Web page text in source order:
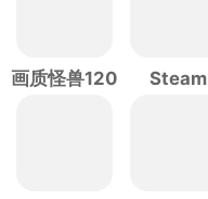
画质怪兽120
Steam